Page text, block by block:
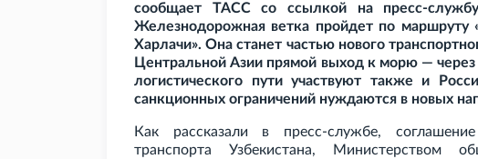
сообщает ТАСС со ссылкой на пресс-службу
Железнодорожная ветка пройдет по маршруту
Харлачи». Она станет частью нового
Центральной Азии прямой выход к морю — через
логистического пути участвуют также и
санкционных ограничений нуждаются в новых
Как рассказали в пресс-службе,
транспорта Узбекистана, Министерством